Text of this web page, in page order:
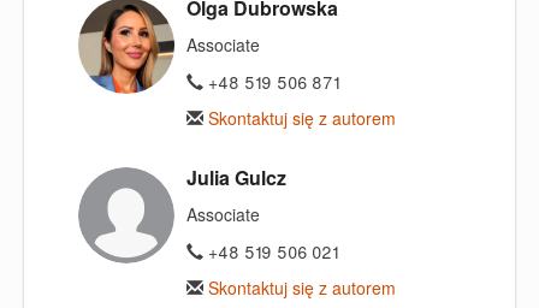
Olga Dubrowska
Associate
+48 519 506 871
Skontaktuj się z autorem
Julia Gulcz
Associate
+48 519 506 021
Skontaktuj się z autorem